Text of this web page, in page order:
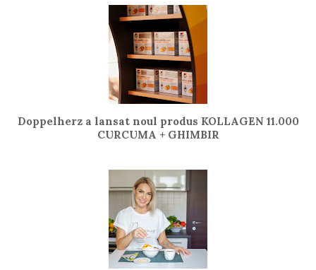
Doppelherz a lansat noul produs KOLLAGEN 11.000
CURCUMA + GHIMBIR